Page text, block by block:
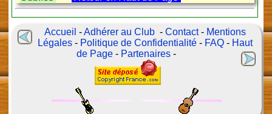
Accueil -Adhérer au Club -Contact- Mentions
Légales - Politique de Confidentialité - FAQ - Haut
de Page - Partenaires -